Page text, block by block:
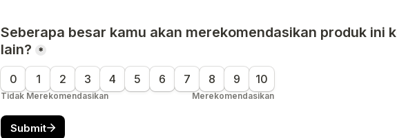
Seberapa besar kamu akan merekomendasikan produk ini
lain?
*
0 1 2 3 4 5 6 7 8 9 10
Tidak Merekomendasikan Merekomendasikan
Submit